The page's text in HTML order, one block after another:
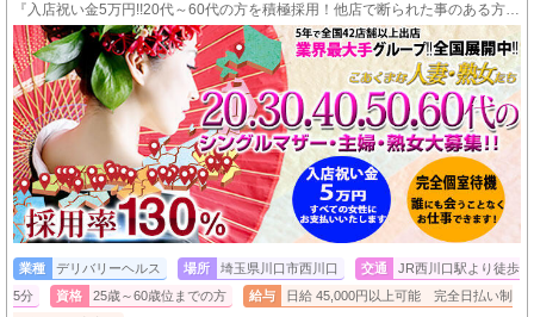
『入店祝い金5万円!!20代～60代の方を積極採用！他店で断られた事のある方も大歓迎です！』
業種 デリバリーヘルス 場所 埼玉県川口市西川口 交通
JR西川口駅より徒歩
5分
資格 25歳～60歳位までの方 給与
日給 45,000円以上可能 完全日払い制